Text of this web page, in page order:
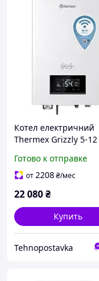
Котел електричний
Thermex Grizzly 5-12
Готово к отправке
от2208₴/мес
22 080₴
Купить
Tehnopostavka